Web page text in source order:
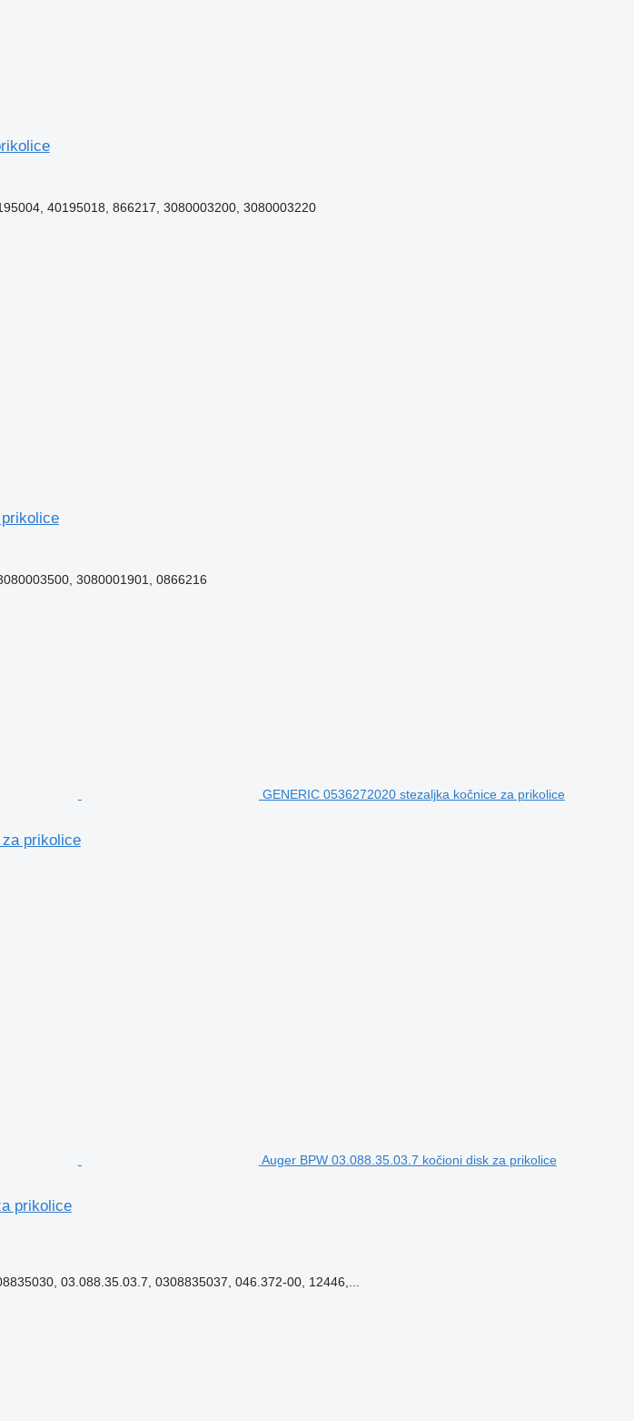
40195018, 866217, 3080003200, 3080003220
3080001901, 0866216
GENERIC 0536272020 stezaljka kočnice za prikolice
prikolice
Auger BPW 03.088.35.03.7 kočioni disk za prikolice
prikolice
03.088.35.03.7, 0308835037, 046.372-00, 12446,...